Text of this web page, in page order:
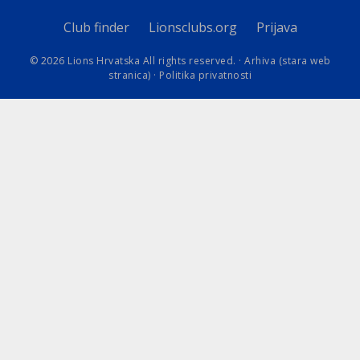
Club finder Lionsclubs.org Prijava
© 2026 Lions Hrvatska All rights reserved. · Arhiva (stara web
stranica) · Politika privatnosti